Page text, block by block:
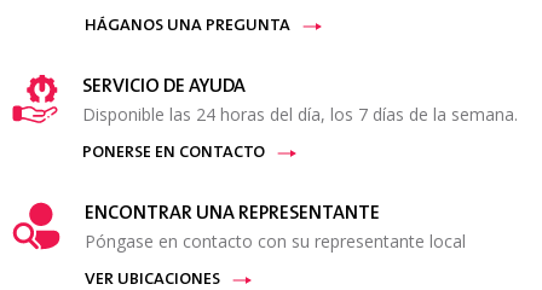
HÁGANOS UNA PREGUNTA
SERVICIO DE AYUDA
Disponible las 24 horas del día, los 7 días de la semana.
PONERSE EN CONTACTO
ENCONTRAR UNA REPRESENTANTE
Póngase en contacto con su representante local
VER UBICACIONES